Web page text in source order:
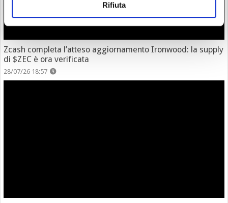
Rifiuta
Zcash completa l’atteso aggiornamento Ironwood: la supply
di $ZEC è ora verificata
28/07/26 18:57